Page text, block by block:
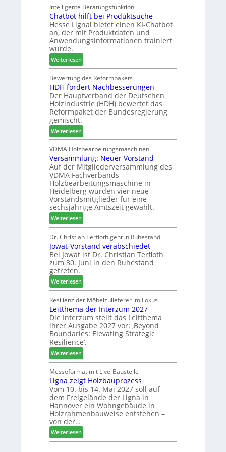
gd
-
V
e
r
b
i
n
d
e
r
t
i
o
n
s
w
o
c
h
e
n
2
0
2
6
a
T
e
c
m
l
d
e
t
B
e
s
u
c
h
e
r
z
a
h
l
e
n
Intelligente Beratungsfunktion
Chatbot hilft bei Produktsuche
Hesse Lignal bietet einen KI-Chatbot
an, der mit Produktdaten und
Anwendungsinformationen trainiert
wurde.
Weiterlesen:
C
h
a
t
b
o
t
h
i
l
t
b
e
P
r
o
u
k
t
s
u
c
e
Bewertung des Reformpakets
HDH fordert Nachbesserungen
Der Hauptverband der Deutschen
Holzindustrie (HDH) bewertet das
Reformpaket der Bundesregierung
gemischt.
Weiterlesen:
H
D
H
f
o
r
d
e
r
t
N
a
c
h
b
e
s
s
e
r
u
n
g
e
n
VDMA Holzbearbeitungsmaschinen
Versammlung: Neuer Vorstand
Auf der Mitgliederversammlung des
VDMA Fachverbands
Holzbearbeitungsmaschine in
Heidelberg wurden vier neue
Vorstandsmitglieder für eine
sechsjährige Amtszeit gewählt.
Weiterlesen:
V
e
r
s
a
m
l
u
n
g
:
N
e
u
e
r
V
o
r
t
a
n
Dr. Christian Terfloth geht in Ruhestand
Jowat-Vorstand verabschiedet
Bei Jowat ist Dr. Christian Terfloth
zum 30. Juni in den Ruhestand
getreten.
Weiterlesen:
J
o
w
a
t
-
V
o
r
s
t
a
n
d
v
e
r
a
Resilienz der Möbelzulieferer im Fokus
Leitthema der Interzum 2027
Die Interzum stellt das Leitthema
ihrer Ausgabe 2027 vor: ‚Beyond
Boundaries: Elevating Strategic
Resilience‘.
Weiterlesen:
L
e
i
t
t
h
e
m
a
d
Messeformat mit Live-Baustelle
Ligna zeigt Holzbauprozess
Vom 10. bis 14. Mai 2027 soll auf
dem Freigelände der Ligna in
Hannover ein Wohngebäude in
Holzrahmenbauweise entstehen –
von der…
Weiterlesen:
L